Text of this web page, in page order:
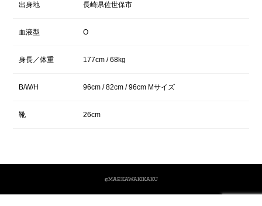
出身地 長崎県佐世保市
血液型 O
身長／体重 177cm / 68kg
B/W/H 96cm / 82cm / 96cm Mサイズ
靴 26cm
@MAEKAWAKIKAKU